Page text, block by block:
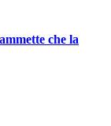
che la